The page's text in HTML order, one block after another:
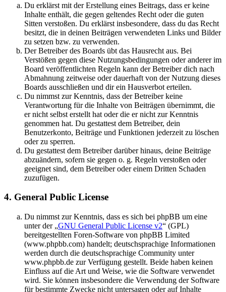
Du erklärst mit der Erstellung eines Beitrags, dass er keine
Inhalte enthält, die gegen geltendes Recht oder die guten
Sitten verstoßen. Du erklärst insbesondere, dass du das Recht
besitzt, die in deinen Beiträgen verwendeten Links und Bilder
zu setzen bzw. zu verwenden.
Der Betreiber des Boards übt das Hausrecht aus. Bei
Verstößen gegen diese Nutzungsbedingungen oder anderer im
Board veröffentlichten Regeln kann der Betreiber dich nach
Abmahnung zeitweise oder dauerhaft von der Nutzung dieses
Boards ausschließen und dir ein Hausverbot erteilen.
Du nimmst zur Kenntnis, dass der Betreiber keine
Verantwortung für die Inhalte von Beiträgen übernimmt, die
er nicht selbst erstellt hat oder die er nicht zur Kenntnis
genommen hat. Du gestattest dem Betreiber, dein
Benutzerkonto, Beiträge und Funktionen jederzeit zu löschen
oder zu sperren.
Du gestattest dem Betreiber darüber hinaus, deine Beiträge
abzuändern, sofern sie gegen o. g. Regeln verstoßen oder
geeignet sind, dem Betreiber oder einem Dritten Schaden
zuzufügen.
4. General Public License
Du nimmst zur Kenntnis, dass es sich bei phpBB um eine
unter der „GNU General Public License v2“ (GPL)
bereitgestellten Foren-Software von phpBB Limited
(www.phpbb.com) handelt; deutschsprachige Informationen
werden durch die deutschsprachige Community unter
www.phpbb.de zur Verfügung gestellt. Beide haben keinen
Einfluss auf die Art und Weise, wie die Software verwendet
wird. Sie können insbesondere die Verwendung der Software
für bestimmte Zwecke nicht untersagen oder auf Inhalte